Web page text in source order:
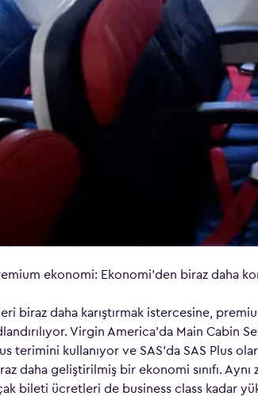
ekonomi: Ekonomi’den biraz daha
biraz daha karıştırmak istercesine,
Virgin America’da Main Cabin
terimini kullanıyor ve SAS’da SAS Plus
daha geliştirilmiş bir ekonomi sınıfı.
bileti ücretleri de business class kadar